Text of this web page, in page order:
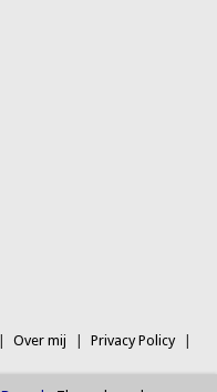
Over mij Privacy Policy